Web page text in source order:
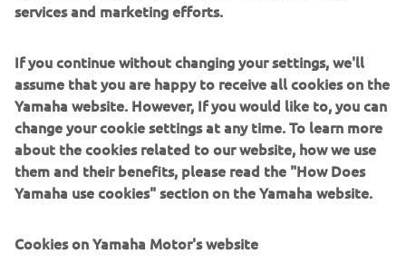
Aplicația Yamarin
services and marketing efforts.
If you continue without changing your settings, we'll
assume that you are happy to receive all cookies on the
Yamaha website. However, If you would like to, you can
change your cookie settings at any time. To learn more
about the cookies related to our website, how we use
them and their benefits, please read the "How Does
Yamaha use cookies" section on the Yamaha website.
Cookies on Yamaha Motor's website